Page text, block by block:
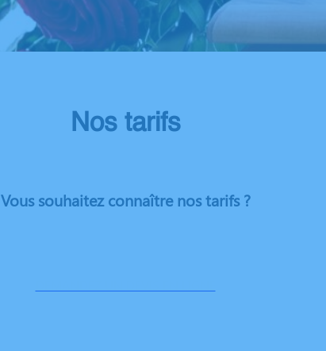
Nos tarifs
Vous souhaitez connaître nos tarifs ?